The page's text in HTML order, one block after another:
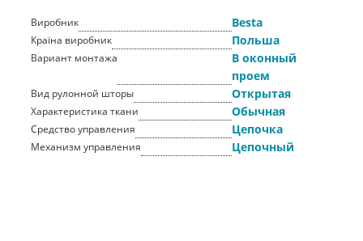
Виробник Besta
Країна виробник Польша
Вариант монтажа
В оконный
проем
Вид рулонной шторы Открытая
Характеристика ткани Обычная
Средство управления Цепочка
Механизм управления Цепочный